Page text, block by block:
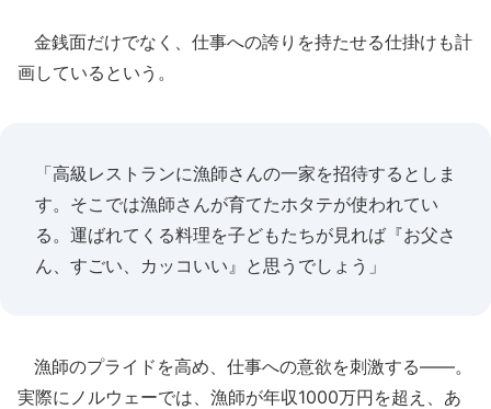
金銭面だけでなく、仕事への誇りを持たせる仕掛けも計
画しているという。
「高級レストランに漁師さんの一家を招待するとしま
す。そこでは漁師さんが育てたホタテが使われてい
る。運ばれてくる料理を子どもたちが見れば『お父さ
ん、すごい、カッコいい』と思うでしょう」
漁師のプライドを高め、仕事への意欲を刺激する――。
実際にノルウェーでは、漁師が年収1000万円を超え、あ